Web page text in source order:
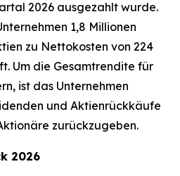
2026 ausgezahlt wurde.
1,8 Millionen
zu Nettokosten von 224
Um die Gesamtrendite für
ist das Unternehmen
und Aktienrückkäufe
zurückzugeben.
2026